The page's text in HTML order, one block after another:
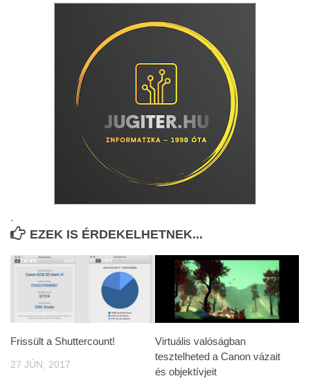
.
EZEK IS ÉRDEKELHETNEK...
Frissült a Shuttercount!
27 JÚN, 2017
Virtuális valóságban
tesztelheted a Canon vázait
és objektívjeit